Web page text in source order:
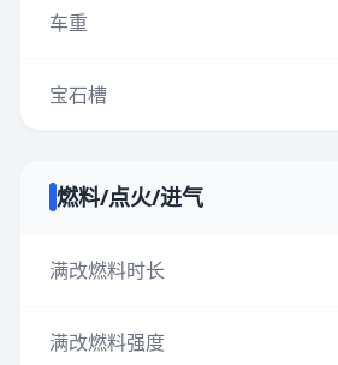
车重
宝石槽
燃料/点火/进气
满改燃料时长
满改燃料强度